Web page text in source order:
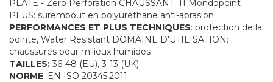
PLATE - Zero Perforation CHAUSSANT: 11 Mondopoint
PLUS: surembout en polyuréthane anti-abrasion
PERFORMANCES ET PLUS TECHNIQUES: protection de la
pointe, Water Resistant DOMAINE D'UTILISATION:
chaussures pour milieux humides
TAILLES: 36-48 (EU), 3-13 (UK)
NORME: EN ISO 20345:2011